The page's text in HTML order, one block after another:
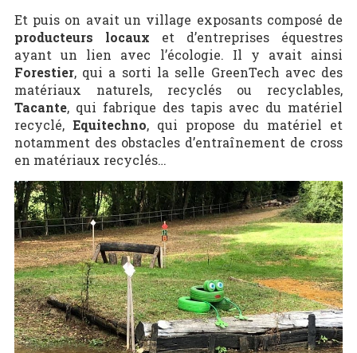
Et puis on avait un village exposants composé de
producteurs locaux et d’entreprises équestres
ayant un lien avec l’écologie. Il y avait ainsi
Forestier, qui a sorti la selle GreenTech avec des
matériaux naturels, recyclés ou recyclables,
Tacante, qui fabrique des tapis avec du matériel
recyclé, Equitechno, qui propose du matériel et
notamment des obstacles d’entraînement de cross
en matériaux recyclés…